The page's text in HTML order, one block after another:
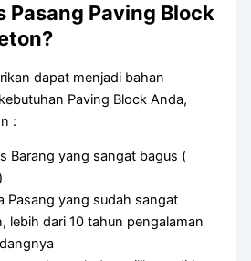
Pasang Paving Block
dapat menjadi bahan
Paving Block Anda,
:
Barang yang sangat bagus (
)
Pasang yang sudah sangat
lebih dari 10 tahun pengalaman